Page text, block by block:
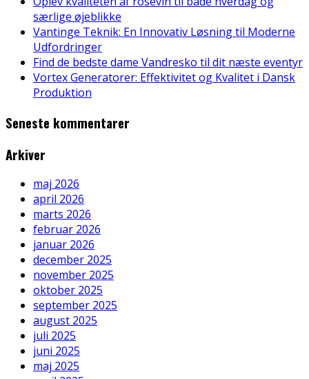
særlige øjeblikke
Vantinge Teknik: En Innovativ Løsning til Moderne
Udfordringer
Find de bedste dame Vandresko til dit næste eventyr
Vortex Generatorer: Effektivitet og Kvalitet i Dansk
Produktion
Seneste kommentarer
Arkiver
maj 2026
april 2026
marts 2026
februar 2026
januar 2026
december 2025
november 2025
oktober 2025
september 2025
august 2025
juli 2025
juni 2025
maj 2025